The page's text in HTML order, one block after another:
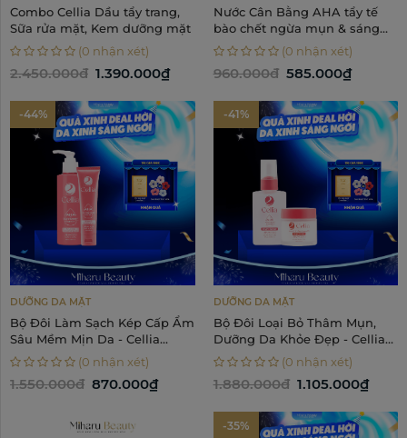
Combo Cellia Dầu tẩy trang,
Sữa rửa mặt, Kem dưỡng mặt
(0 nhận xét)
2.450.000đ 1.390.000₫
Nước Cân Bằng AHA tẩy tế
bào chết ngừa mụn & sáng
da - Cellia Invisible Peeling
Bright Toner 118ml
(0 nhận xét)
960.000đ 585.000₫
-44%
DƯỠNG DA MẶT
Bộ Đôi Làm Sạch Kép Cấp Ẩm
Sâu Mềm Mịn Da - Cellia
Cleansing Oil, Cleansing
Foam
(0 nhận xét)
1.550.000đ 870.000₫
-41%
DƯỠNG DA MẶT
Bộ Đôi Loại Bỏ Thâm Mụn,
Dưỡng Da Khỏe Đẹp - Cellia
Serum, Cream(0 nhận xét)
1.880.000đ 1.105.000₫
-35%